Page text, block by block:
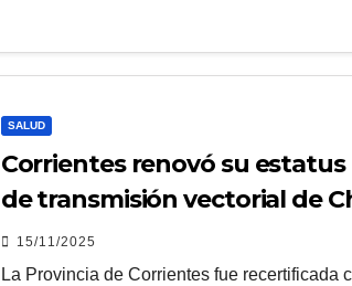
SALUD
Corrientes renovó su estatus
de transmisión vectorial de
15/11/2025
La Provincia de Corrientes fue recertificada